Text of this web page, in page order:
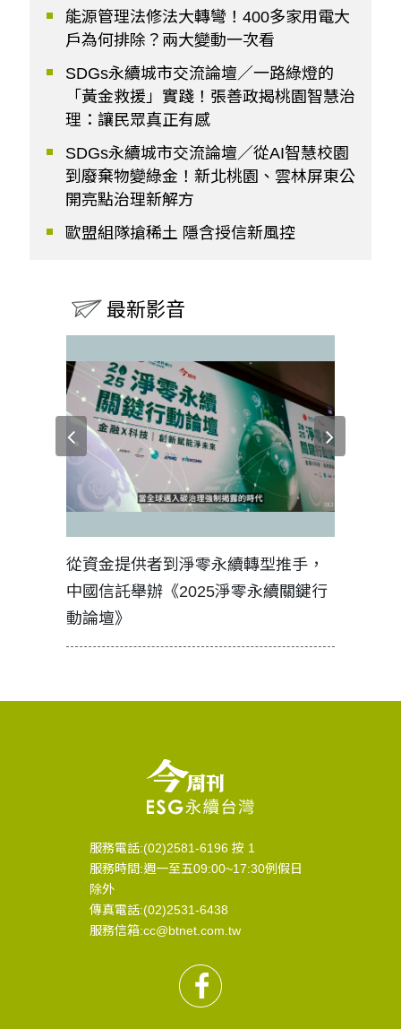
能源管理法修法大轉彎！400多家用電大
戶為何排除？兩大變動一次看
SDGs永續城市交流論壇／一路綠燈的
「黃金救援」實踐！張善政揭桃園智慧治
理：讓民眾真正有感
SDGs永續城市交流論壇／從AI智慧校園
到廢棄物變綠金！新北桃園、雲林屏東公
開亮點治理新解方
歐盟組隊搶稀土 隱含授信新風控
最新影音
從資金提供者到淨零永續轉型推手，
中國信託舉辦《2025淨零永續關鍵行
動論壇》
服務電話:(02)2581-6196 按 1
服務時間:週一至五09:00~17:30例假日
除外
傳真電話:(02)2531-6438
服務信箱:cc@btnet.com.tw